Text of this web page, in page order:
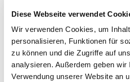
Diese Webseite verwendet
Wir verwenden Cookies, um
personalisieren, Funktionen für
zu können und die Zugriffe auf
analysieren. Außerdem geben
Verwendung unserer Website an
Oberflächenbeschichtung
Feuerverzinkung 1)
1) Durch die Feuerverzinkung können
Oberfläche entstehen. Diese sind